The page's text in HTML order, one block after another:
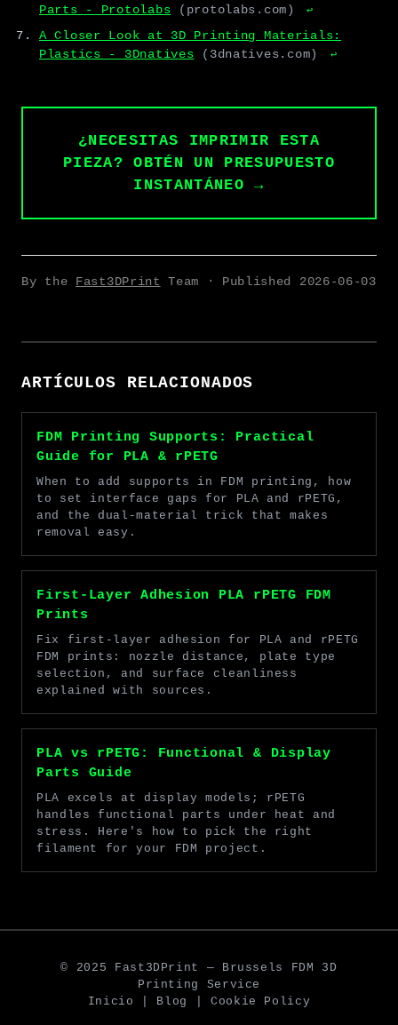
Parts - Protolabs
(protolabs.com) ↩
A Closer Look at 3D Printing Materials:
Plastics - 3Dnatives
(3dnatives.com) ↩
¿NECESITAS IMPRIMIR ESTA
PIEZA? OBTÉN UN PRESUPUESTO
INSTANTÁNEO →
By the Fast3DPrint Team · Published 2026-06-03
ARTÍCULOS RELACIONADOS
FDM Printing Supports: Practical
Guide for PLA & rPETG
When to add supports in FDM printing, how
to set interface gaps for PLA and rPETG,
and the dual-material trick that makes
removal easy.
First-Layer Adhesion PLA rPETG FDM
Prints
Fix first-layer adhesion for PLA and rPETG
FDM prints: nozzle distance, plate type
selection, and surface cleanliness
explained with sources.
PLA vs rPETG: Functional & Display
Parts Guide
PLA excels at display models; rPETG
handles functional parts under heat and
stress. Here's how to pick the right
filament for your FDM project.
© 2025 Fast3DPrint — Brussels FDM 3D
Printing Service
Inicio
Blog Cookie Policy